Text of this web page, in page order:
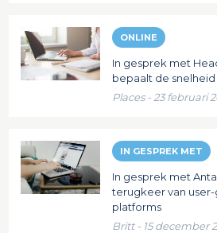
ONLINE
In gesprek met
bepaalt de
Places - 23 februari
IN GESPREK MET
In gesprek met
terugkeer van
platforms
Britt - 15 december